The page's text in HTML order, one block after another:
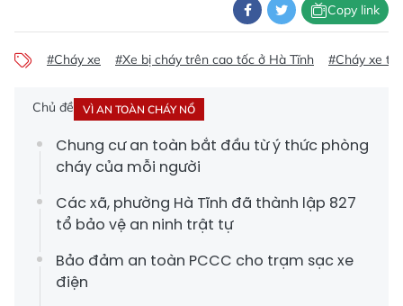
Copy link
#Cháy xe #Xe bị cháy trên cao tốc ở Hà Tĩnh #Cháy xe
Chủ đề VÌ AN TOÀN CHÁY NỔ
Chung cư an toàn bắt đầu từ ý thức phòng
cháy của mỗi người
Các xã, phường Hà Tĩnh đã thành lập 827
tổ bảo vệ an ninh trật tự
Bảo đảm an toàn PCCC cho trạm sạc xe
điện